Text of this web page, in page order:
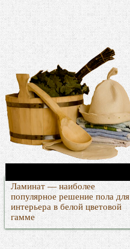
Ламинат — наиболее
популярное решение пола для
интерьера в белой цветовой
гамме